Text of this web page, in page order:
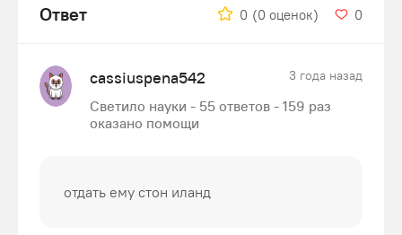
Ответ 0 (0 оценок) 0
cassiuspena542 3 года назад
Светило науки - 55 ответов - 159 раз
оказано помощи
отдать ему стон иланд